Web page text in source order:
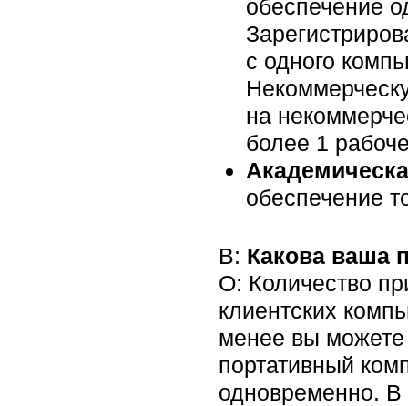
обеспечение
с одного
на
более 1
обеспечение
В: Какова ваша
О: Количество
клиентских
менее вы
портативный
одновременно. В